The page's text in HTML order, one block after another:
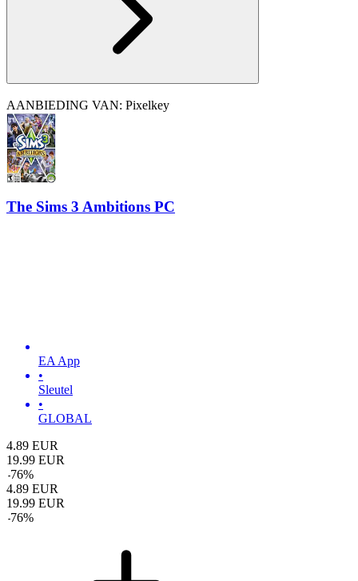
AANBIEDING VAN: Pixelkey
The Sims 3 Ambitions PC
EA App
•
Sleutel
•
GLOBAL
4.89 EUR
19.99 EUR
-76%
4.89 EUR
19.99 EUR
-76%